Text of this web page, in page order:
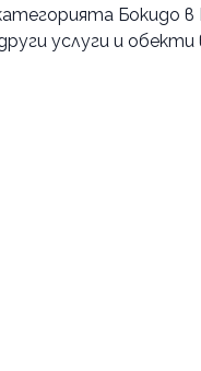
Бокидо в
услуги и обекти